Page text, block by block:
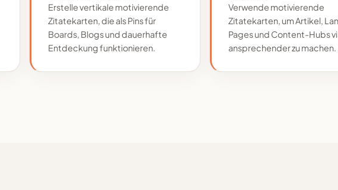
Erstelle vertikale motivierende
Zitatekarten, die als Pins für
Boards, Blogs und dauerhafte
Entdeckung funktionieren.
Verwende motivierende
Zitatekarten, um Artikel,
Pages und Content-Hubs
ansprechender zu machen.